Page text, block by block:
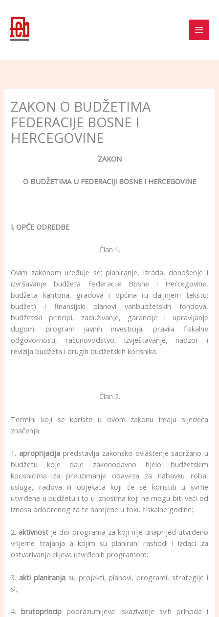
content
ZAKON O BUDŽETIMA
FEDERACIJE BOSNE I
HERCEGOVINE
ZAKON
O BUDŽETIMA U FEDERACIJI BOSNE I HERCEGOVINE
I. OPĆE ODREDBE
Član 1.
Ovim zakonom uređuje se: planiranje, izrada, donošenje i
izvršavanje budžeta Federacije Bosne i Hercegovine,
budžeta kantona, gradova i općina (u daljnjem tekstu:
budžet) i finansijski planovi vanbudžetskih fondova,
budžetski principi, zaduživanje, garancije i upravljanje
dugom, program javnih investicija, pravila fiskalne
odgovornosti, računovodstvo, izvještavanje, nadzor i
revizija budžeta i drugih budžetskih korisnika.
Član 2.
Termini koji se koriste u ovom zakonu imaju sljedeća
značenja:
1. aproprijacijapredstavlja zakonsko ovlaštenje sadržano u
budžetu koje daje zakonodavno tijelo budžetskim
korisnicima za preuzimanje obaveza za nabavku roba,
usluga, radova ili objekata koji će se koristiti u svrhe
utvrđene u budžetu i to u iznosima koji ne mogu biti veći od
iznosa odobrenog za te namjene u toku fiskalne godine;
2. aktivnost je dio programa za koji nije unaprijed utvrđeno
vrijeme trajanja a kojim su planirani rashodi i izdaci za
ostvarivanje ciljeva utvrđenih programom;
3. akti planiranja su projekti, planovi, programi, strategije i
sl.;
4.brutoprincippodrazumijeva iskazivanje svih prihoda i